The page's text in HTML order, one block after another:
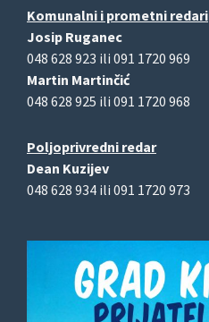
Komunalni i prometni redari
Josip Ruganec
048 628 923 ili 091 1720 969
Martin Martinčić
048 628 925 ili 091 1720 968
Poljoprivredni redar
Dean Kuzijev
048 628 934 ili 091 1720 973